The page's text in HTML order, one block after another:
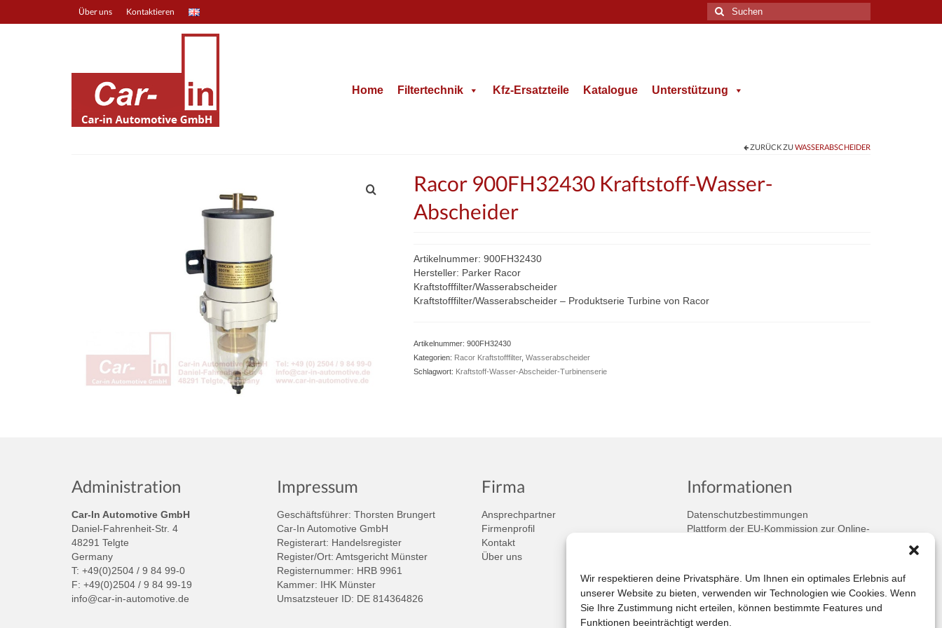
Wir respektieren deine Privatsphäre. Um Ihnen ein optimales Erlebnis auf
unserer Website zu bieten, verwenden wir Technologien wie Cookies. Wenn
Sie Ihre Zustimmung nicht erteilen, können bestimmte Features und
Funktionen beeinträchtigt werden.
Über uns Kontaktieren
Suche
nach:
Home Filtertechnik Kfz-Ersatzteile Katalogue Unterstützung
ZURÜCK ZUWASSERABSCHEIDER
Racor 900FH32430 Kraftstoff-Wasser-
Abscheider
Artikelnummer: 900FH32430
Hersteller: Parker Racor
Kraftstofffilter/Wasserabscheider
Kraftstofffilter/Wasserabscheider – Produktserie Turbine von Racor
Artikelnummer: 900FH32430
Kategorien: Racor Kraftstofffilter, Wasserabscheider
Schlagwort: Kraftstoff-Wasser-Abscheider-Turbinenserie
Administration
Car-In Automotive GmbH
Daniel-Fahrenheit-Str. 4
48291 Telgte
Germany
T: +49(0)2504 / 9 84 99-0
F: +49(0)2504 / 9 84 99-19
info@car-in-automotive.de
Impressum
Geschäftsführer: Thorsten Brungert
Car-In Automotive GmbH
Registerart: Handelsregister
Register/Ort: Amtsgericht Münster
Registernummer: HRB 9961
Kammer: IHK Münster
Umsatzsteuer ID: DE 814364826
Firma
Ansprechpartner
Firmenprofil
Kontakt
Über uns
Informationen
Datenschutzbestimmungen
Plattform der EU-Kommission zur Online-